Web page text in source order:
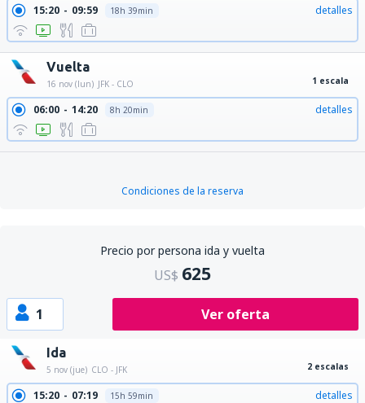
15:20 09:59 18h 39min detalles
Vuelta
16 nov (lun) JFK - CLO 1 escala
06:00 14:20 8h 20min detalles
Condiciones de la reserva
Precio por persona ida y vuelta
US$ 625
1 Ver oferta
Ida
5 nov (jue) CLO - JFK 2 escalas
15:20 07:19 15h 59min detalles